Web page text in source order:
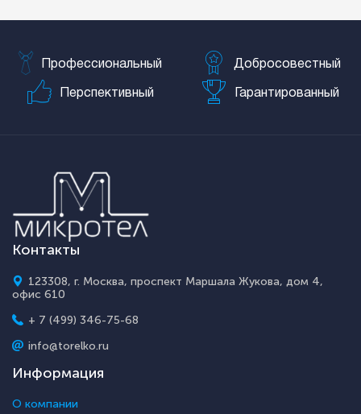
Профессиональный Добросовестный
Перспективный Гарантированный
Контакты
123308, г. Москва, проспект Маршала Жукова, дом 4,
офис 610
+ 7 (499) 346-75-68
info@torelko.ru
Информация
О компании